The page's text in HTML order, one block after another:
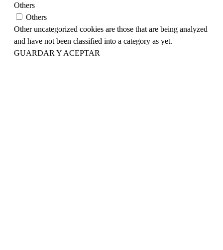
Others
Others
Other uncategorized cookies are those that are being analyzed
and have not been classified into a category as yet.
GUARDAR Y ACEPTAR